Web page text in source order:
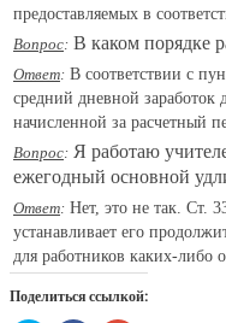
предоставляемых в
Вопрос: В каком порядке
Ответ: В соответствии с
средний дневной заработок
начисленной за расчетный
Вопрос: Я работаю
ежегодный основной
Ответ: Нет, это не так. Ст.
устанавливает его
для работников каких-либо
Поделиться ссылкой: